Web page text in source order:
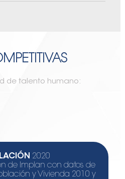
de talento humano:
2020
de Implan con datos de
y Vivienda 2010 y